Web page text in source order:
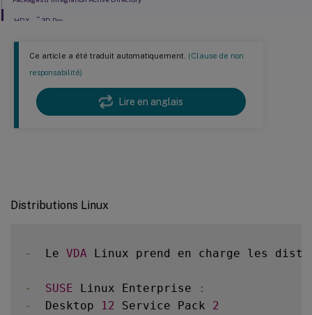
Ce article a été traduit automatiquement. (Clause de non
responsabilité)
Lire en anglais
Distributions Linux
-
  Le
VDA Linux prend en charge les
- SUSE Linux Enterprise
:
-
  Desktop
12 Service Pack 2
HDX ™ 3D Pro